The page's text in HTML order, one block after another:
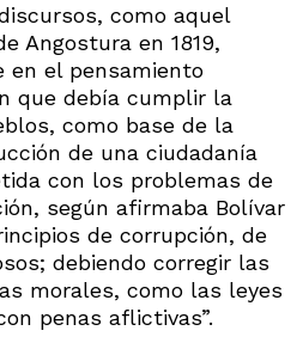
como aquel
Angostura en 1819,
en el pensamiento
que debía cumplir la
como base de la
de una ciudadanía
con los problemas de
según afirmaba Bolívar
de corrupción, de
debiendo corregir las
morales, como las leyes
penas aflictivas”.